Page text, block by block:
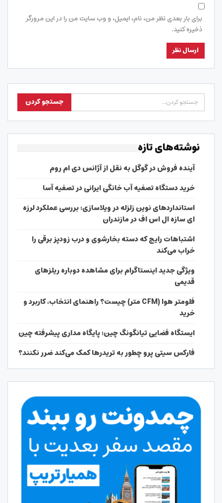
برای بار بعدی نظر من، نام، ایمیل، و وب سایت من را در این مرورگر
ذخیره کنید.
نوشته‌های تازه
آینده فروش در گوگل به نقل از آژانس دی ام روم
خرید دستگاه تصفیه آب خانگی ایرانی در تصفیه آسا
استانداردهای نوین زلزله در ویلاسازی؛ بررسی عملکرد لرزه
ای سازه ال اس اف در مازندران
اشتباهات رایج که دسته بخارشوی و درب زودپز برقی را
خراب می‌کند
ویژگی جدید اینستاگرام برای مشاهده دوباره ریلزهای
قدیمی
فلومتر هوا (CFM متر) چیست؟ راهنمای انتخاب، کاربرد و
خرید
ایستگاه فضایی تیانگونگ چین؛ پایگاه مداری پیشرفته چین
فارکس سیتی پرو چطور به تریدرها کمک می‌کند ضرر نکنند؟